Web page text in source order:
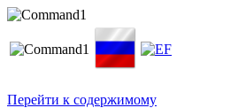
Перейти к содержимому